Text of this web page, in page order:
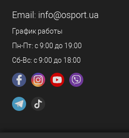
Email: info@osport.ua
График работы
Пн-Пт: с 9:00 до 19:00
Сб-Вс: с 9:00 до 18:00